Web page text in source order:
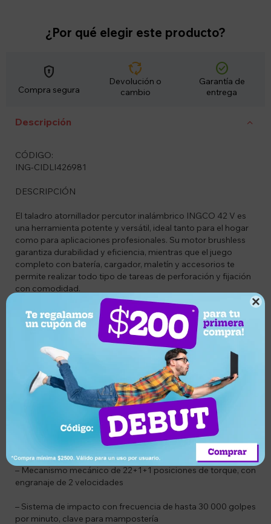

¿Por qué elegir este producto?
encrypted
Compra segura
cycle
Devolución o
cambio
check_circle
Garantía de
entrega
Descripción
CÓDIGO:
ING-CIDLI426981
DESCRIPCIÓN
El taladro atornillador percutor inalámbrico INGCO 42 V es
una herramienta potente y versátil, ideal tanto para el hogar
como para aplicaciones profesionales. Su motor brushless
garantiza durabilidad y eficiencia, mientras que el juego
completo con batería, cargador, maletín y accesorios te
permite realizar todo tipo de tareas de perforación y fijación
con comodidad.
CARACTERÍSTICAS
– Motor sin carbones (brushless): mayor duración y
rendimiento sostenido
– Batería recargable de 42 V para mayor potencia
– 2 velocidades de trabajo (0-500 / 0-2000 rpm) más función
pulsadora TURBO
– Torque máximo de 69 Nm: ideal para tornillos largos y
tareas exigentes
– Mecanismo mecánico de 22+1+1 posiciones de torque, con
engranaje de 2 velocidades
– Sistema de impacto con frecuencia de hasta 30 000 golpes
por minuto, clave para mampostería